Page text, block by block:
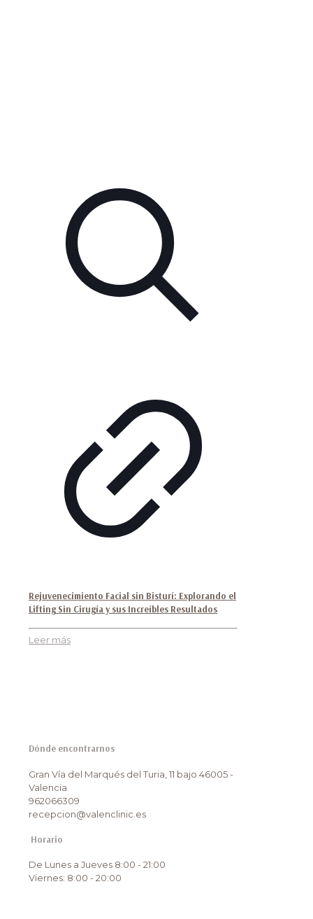
Rejuvenecimiento Facial sin Bisturí: Explorando el
Lifting Sin Cirugía y sus Increíbles Resultados
Leer más
Dónde encontrarnos
Gran Vía del Marqués del Turia, 11 bajo 46005 -
Valencia
962066309
recepcion@valenclinic.es
Horario
De Lunes a Jueves 8:00 - 21:00
Viernes: 8:00 - 20:00